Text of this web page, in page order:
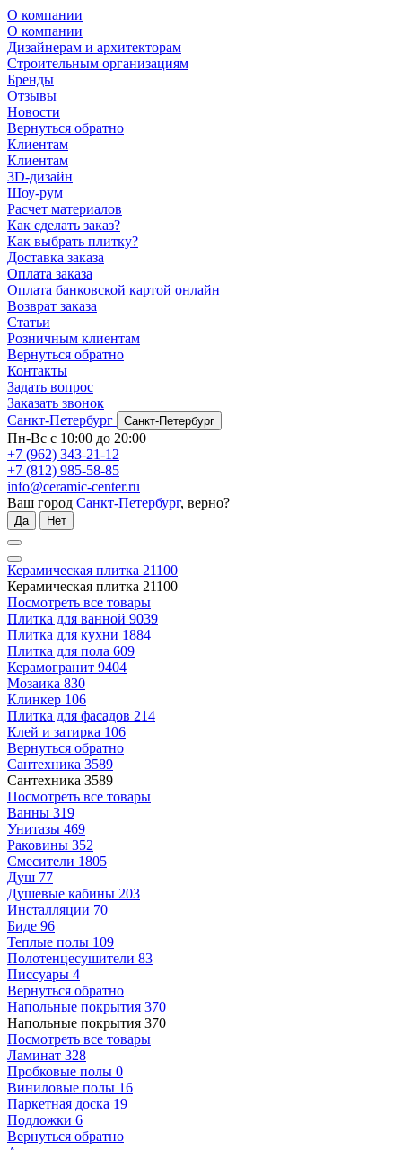
О компании
О компании
Дизайнерам и архитекторам
Строительным организациям
Бренды
Отзывы
Новости
Вернуться обратно
Клиентам
Клиентам
3D-дизайн
Шоу-рум
Расчет материалов
Как сделать заказ?
Как выбрать плитку?
Доставка заказа
Оплата заказа
Оплата банковской картой онлайн
Возврат заказа
Статьи
Розничным клиентам
Вернуться обратно
Контакты
Задать вопрос
Заказать звонок
Санкт-Петербург
Санкт-Петербург
Пн-Вс с 10:00 до 20:00
+7 (962) 343-21-12
+7 (812) 985-58-85
info@ceramic-center.ru
Ваш город Санкт-Петербург, верно?
Да Нет
Керамическая плитка 21100
Керамическая плитка 21100
Посмотреть все товары
Плитка для ванной 9039
Плитка для кухни 1884
Плитка для пола 609
Керамогранит 9404
Мозаика 830
Клинкер 106
Плитка для фасадов 214
Клей и затирка 106
Вернуться обратно
Сантехника 3589
Сантехника 3589
Посмотреть все товары
Ванны 319
Унитазы 469
Раковины 352
Смесители 1805
Душ 77
Душевые кабины 203
Инсталляции 70
Биде 96
Теплые полы 109
Полотенцесушители 83
Писсуары 4
Вернуться обратно
Напольные покрытия 370
Напольные покрытия 370
Посмотреть все товары
Ламинат 328
Пробковые полы 0
Виниловые полы 16
Паркетная доска 19
Подложки 6
Вернуться обратно